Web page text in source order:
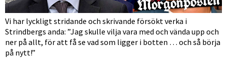
Vi har lyckligt stridande och skrivande försökt verka i
Strindbergs anda: ”Jag skulle vilja vara med och vända upp och
ner på allt, för att få se vad som ligger i botten … och så börja
på nytt!”